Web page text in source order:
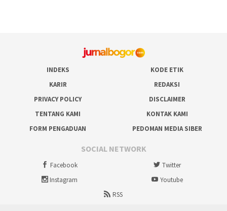
INDEKS
KODE ETIK
KARIR
REDAKSI
PRIVACY POLICY
DISCLAIMER
TENTANG KAMI
KONTAK KAMI
FORM PENGADUAN
PEDOMAN MEDIA SIBER
SOCIAL NETWORK
Facebook
Twitter
Instagram
Youtube
RSS